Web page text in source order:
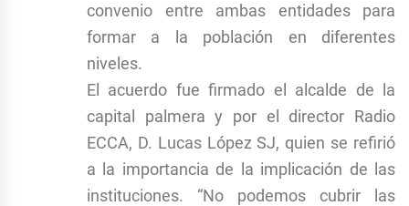
convenio entre ambas entidades para
formar a la población en diferentes
niveles.
El acuerdo fue firmado el alcalde de la
capital palmera y por el director Radio
ECCA, D. Lucas López SJ, quien se refirió
a la importancia de la implicación de las
instituciones. “No podemos cubrir las